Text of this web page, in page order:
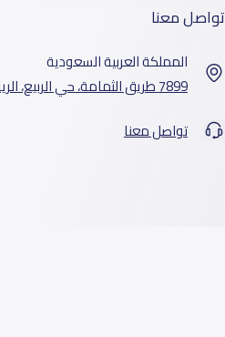
تواصل معنا
المملكة العربية السعودية
7899 طريق الثمامة، حي الربيع، الرياض 11564
تواصل معنا